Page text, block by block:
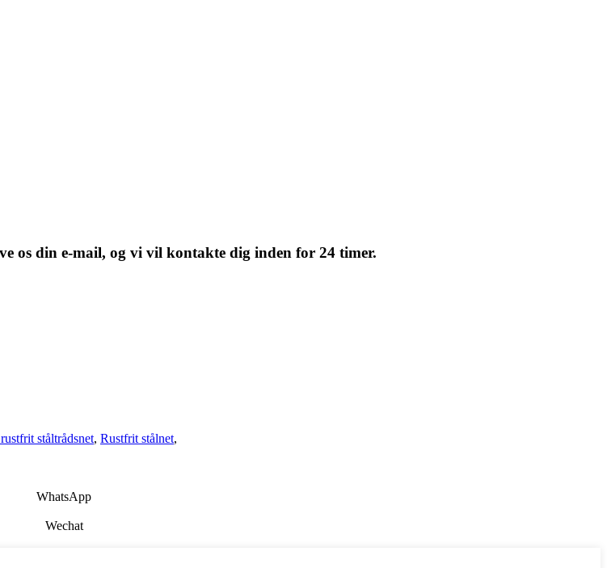
os din e-mail, og vi vil kontakte dig inden for 24 timer.
ståltrådsnet, Rustfrit stålnet,
WhatsApp
Wechat